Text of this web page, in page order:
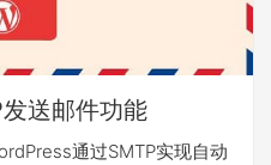
送邮件功能
通过SMTP实现自动